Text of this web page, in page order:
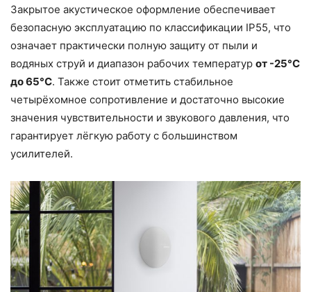
Закрытое акустическое оформление обеспечивает
безопасную эксплуатацию по классификации IP55, что
означает практически полную защиту от пыли и
водяных струй и диапазон рабочих температур от -25°C
до 65°C. Также стоит отметить стабильное
четырёхомное сопротивление и достаточно высокие
значения чувствительности и звукового давления, что
гарантирует лёгкую работу с большинством
усилителей.